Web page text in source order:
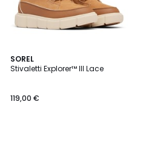
SOREL
Stivaletti Explorer™ III Lace
119,00 €